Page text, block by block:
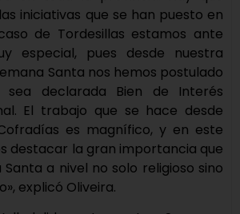
iniciativas que se han puesto en
de Tordesillas estamos ante
especial, pues desde nuestra
Santa nos hemos postulado
declarada Bien de Interés
El trabajo que se hace desde
es magnífico, y en este
destacar la gran importancia que
a nivel no solo religioso sino
explicó Oliveira.